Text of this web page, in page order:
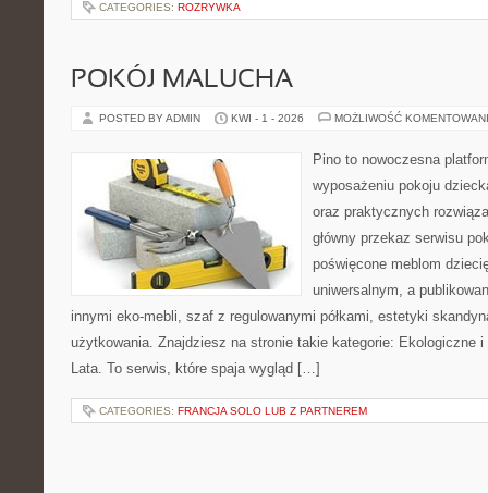
CATEGORIES: ROZRYWKA
POKÓJ MALUCHA
POSTED BY ADMIN KWI - 1 - 2026 MOŻLIWOŚĆ
Pino to nowoczesna
wyposażeniu pokoju
oraz praktycznych
główny przekaz serwisu
poświęcone meblom
uniwersalnym, a
innymi eko-mebli, szaf z regulowanymi półkami, estetyki
użytkowania. Znajdziesz na stronie takie kategorie: Ekologiczne
Lata. To serwis, które spaja wygląd […]
CATEGORIES: FRANCJA SOLO LUB Z PARTNEREM